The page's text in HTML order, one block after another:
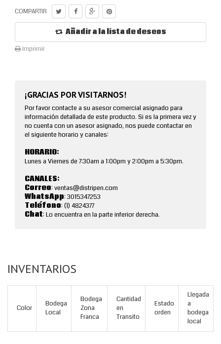
COMPARTIR
Añadir a la lista de deseos
Imprimir
¡GRACIAS POR VISITARNOS!
Por favor contacte a su asesor comercial asignado para
información detallada de este producto. Si es la primera vez y
no cuenta con un asesor asignado, nos puede contactar en
el siguiente horario y canales:
HORARIO:
Lunes a Viernes de 7:30am a 1:00pm y 2:00pm a 5:30pm.
CANALES:
Correo: ventas@distripen.com
WhatsApp: 3015347253
Teléfono: (1) 4824377
Chat: Lo encuentra en la parte inferior derecha.
INVENTARIOS
Color
Bodega
Local
Bodega
Zona
Franca
Cantidad
en
Transito
Estado
orden
Llegada
a
bodega
local